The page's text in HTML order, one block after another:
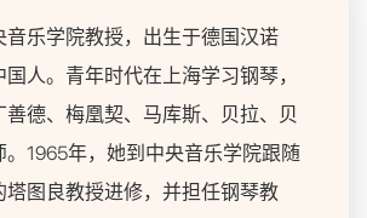
音乐学院教授，出生于德国汉诺
人。青年时代在上海学习钢琴，
善德、梅凰契、马库斯、贝拉、贝
。1965年，她到中央音乐学院跟随
塔图良教授进修，并担任钢琴教